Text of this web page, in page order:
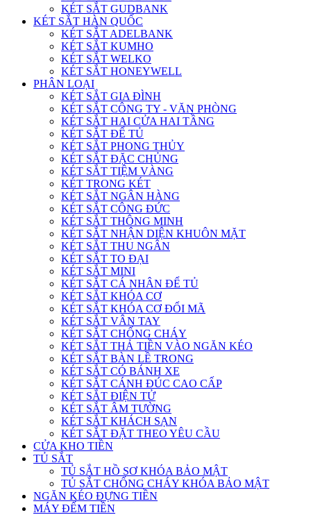
KÉT SẮT GUDBANK
KÉT SẮT HÀN QUỐC
KÉT SẮT ADELBANK
KÉT SẮT KUMHO
KÉT SẮT WELKO
KÉT SẮT HONEYWELL
PHÂN LOẠI
KÉT SẮT GIA ĐÌNH
KÉT SẮT CÔNG TY - VĂN PHÒNG
KÉT SẮT HAI CỬA HAI TẦNG
KÉT SẮT ĐỂ TỦ
KÉT SẮT PHONG THỦY
KÉT SẮT ĐẶC CHỦNG
KÉT SẮT TIỆM VÀNG
KÉT TRONG KÉT
KÉT SẮT NGÂN HÀNG
KÉT SẮT CÔNG ĐỨC
KÉT SẮT THÔNG MINH
KÉT SẮT NHẬN DIỆN KHUÔN MẶT
KÉT SẮT THU NGÂN
KÉT SẮT TO ĐẠI
KÉT SẮT MINI
KÉT SẮT CÁ NHÂN ĐỂ TỦ
KÉT SẮT KHÓA CƠ
KÉT SẮT KHÓA CƠ ĐỔI MÃ
KÉT SẮT VÂN TAY
KÉT SẮT CHỐNG CHÁY
KÉT SẮT THẢ TIỀN VÀO NGĂN KÉO
KÉT SẮT BÀN LỀ TRONG
KÉT SẮT CÓ BÁNH XE
KÉT SẮT CÁNH ĐÚC CAO CẤP
KÉT SẮT ĐIỆN TỬ
KÉT SẮT ÂM TƯỜNG
KÉT SẮT KHÁCH SẠN
KÉT SẮT ĐẶT THEO YÊU CẦU
CỬA KHO TIỀN
TỦ SẮT
TỦ SẮT HỒ SƠ KHÓA BẢO MẬT
TỦ SẮT CHỐNG CHÁY KHÓA BẢO MẬT
NGĂN KÉO ĐỰNG TIỀN
MÁY ĐẾM TIỀN